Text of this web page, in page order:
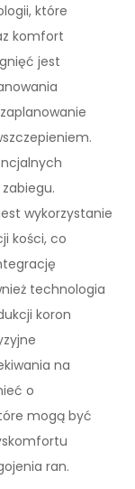
które
komfort
jest
wykorzystanie
kości, co
technologia
koron
na
o
mogą być
ran.